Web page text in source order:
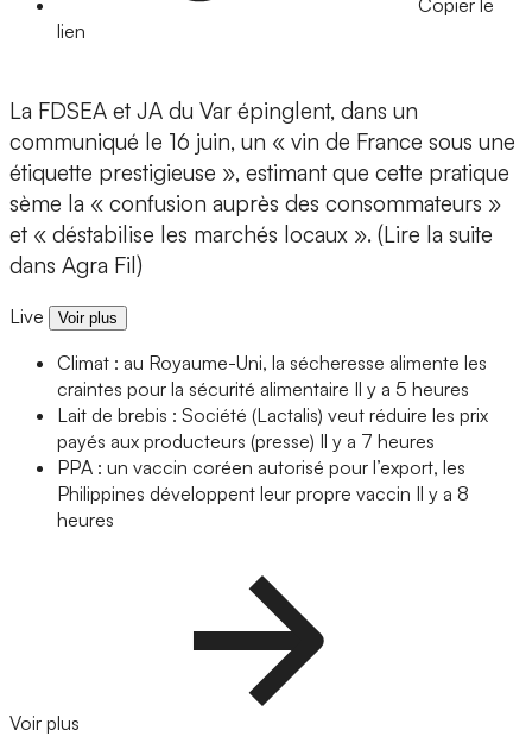
Copier le
lien
La FDSEA et JA du Var épinglent, dans un
communiqué le 16 juin, un « vin de France sous une
étiquette prestigieuse », estimant que cette pratique
sème la « confusion auprès des consommateurs »
et « déstabilise les marchés locaux ». (Lire la suite
dans Agra Fil)
Live Voir plus
Climat : au Royaume-Uni, la sécheresse alimente les
craintes pour la sécurité alimentaire Il y a 5 heures
Lait de brebis : Société (Lactalis) veut réduire les prix
payés aux producteurs (presse) Il y a 7 heures
PPA : un vaccin coréen autorisé pour l’export, les
Philippines développent leur propre vaccin Il y a 8
heures
Voir plus